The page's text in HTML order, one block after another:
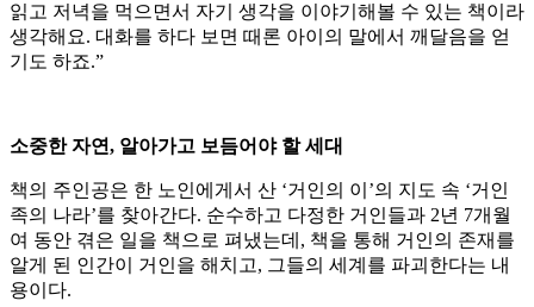
읽고 저녁을 먹으면서 자기 생각을 이야기해볼 수 있는 책이라
생각해요. 대화를 하다 보면 때론 아이의 말에서 깨달음을 얻
기도 하죠.”
소중한 자연, 알아가고 보듬어야 할 세대
책의 주인공은 한 노인에게서 산 ‘거인의 이’의 지도 속 ‘거인
족의 나라’를 찾아간다. 순수하고 다정한 거인들과 2년 7개월
여 동안 겪은 일을 책으로 펴냈는데, 책을 통해 거인의 존재를
알게 된 인간이 거인을 해치고, 그들의 세계를 파괴한다는 내
용이다.